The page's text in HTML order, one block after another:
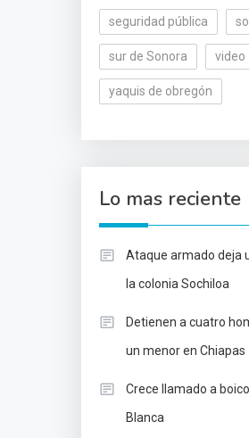
seguridad pública
sur de Sonora video
yaquis de obregón
Lo mas reciente
Ataque armado deja
la colonia Sochiloa
Detienen a cuatro
un menor en Chiapas
Crece llamado a
Blanca